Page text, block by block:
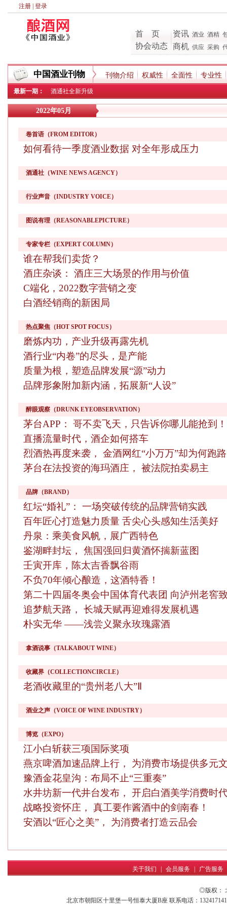
注册 登录
首 页
协会动态
资讯 酒业 酒精
商机 供应 采购
中国酒业刊物 刊物介绍 权威性 全面性 专业性
最新一期： 酒通社全新升级
2022年05月
卷首语（FROM EDITOR）
如何看待一季度酒业数据 对全年形成压力
酒通社（WINE NEWS AGENCY）
行业声音（INDUSTRY VOICE）
图说有理（REASONABLEPICTURE）
专家专栏（EXPERT COLUMN）
谁在帮我们卖货？
酒庄杂谈： 酒庄三大场景的作用与价值
C端化，2022数字营销之变
白酒经销商的新困局
热点聚焦（HOT SPOT FOCUS）
磨炼内功，产业升级再露先机
酒行业“内卷”的尽头，是产能
质量为根，塑造品牌发展“源”动力
品牌形象附加新内涵，拓展新“人设”
醉眼观察（DRUNK EYEOBSERVATION）
茅台APP： 哥不卖飞天，只告诉你哪儿能抢到！
直播流量时代，酒企如何搭车
烈酒热再度来袭， 金酒网红“小万万”却为何跑
茅台在法投资的海玛酒庄， 被法院拍卖易主
品牌（BRAND）
红坛“婚礼”： 一场突破传统的品牌营销实践
百年匠心打造魅力质量 舌尖心头感知生活美好
丹泉：乘美食风帆，展广西特色
鉴湖畔封坛， 焦国强回归黄酒怀揣新蓝图
壬寅开库，陈太吉香飘谷雨
不负70年倾心酿造，这酒特香！
第二十四届冬奥会中国体育代表团 向泸州老窖
追梦航天路， 长城天赋再迎难得发展机遇
朴实无华 ——浅尝义聚永玫瑰露酒
拿酒说事（TALKABOUT WINE）
收藏界（COLLECTIONCIRCLE）
老酒收藏里的“贵州老八大”Ⅱ
酒业之声（VOICE OF WINE INDUSTRY）
博览（EXPO）
江小白斩获三项国际奖项
燕京啤酒加速品牌上行， 为消费市场提供多元
豫酒金花皇沟：布局不止“三重奏”
水井坊新一代井台发布， 开启白酒美学消费时
战略投资怀庄， 真工要作酱酒中的剑南春！
安酒以“匠心之美”， 为消费者打造云品会
关于我们 会员服务 广告服务
◎版权：
北京市朝阳区十里堡一号恒泰大厦B座 联系电话：